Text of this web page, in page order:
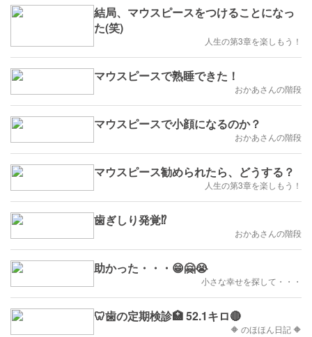
結局、マウスピースをつけることになっ
た(笑)
人生の第3章を楽しもう！
マウスピースで熟睡できた！
おかあさんの階段
マウスピースで小顔になるのか？
おかあさんの階段
マウスピース勧められたら、どうする？
人生の第3章を楽しもう！
歯ぎしり発覚⁉
おかあさんの階段
助かった・・・😁🤗😭
小さな幸せを探して・・・
🦷歯の定期検診🏥 52.1キロ🔴
🔶 のほほん日記 🔶